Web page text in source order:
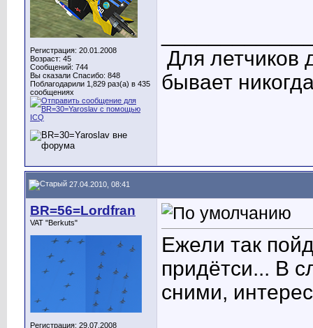
Регистрация: 20.01.2008
Возраст: 45
Сообщений: 744
Вы сказали Спасибо: 848
Поблагодарили 1,829 раз(а) в 435
сообщениях
Для летчиков
бывает
27.04.2010, 08:41
BR=56=Lordfran
VAT "Berkuts"
Регистрация: 29.07.2008
Ежели так
придётси... В
сними,